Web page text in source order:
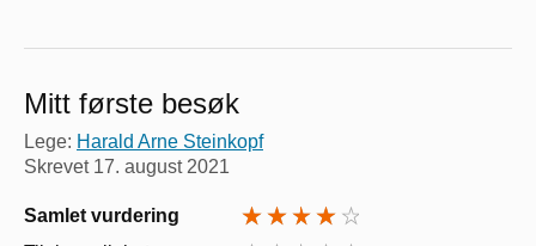
Mitt første besøk
Lege: Harald Arne Steinkopf
Skrevet 17. august 2021
Samlet vurdering